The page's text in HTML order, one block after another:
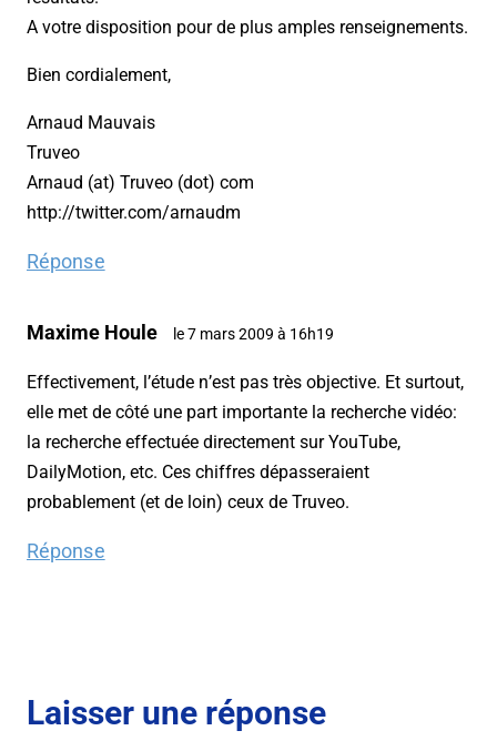
A votre disposition pour de plus amples renseignements.
Bien cordialement,
Arnaud Mauvais
Truveo
Arnaud (at) Truveo (dot) com
http://twitter.com/arnaudm
Réponse
Maxime Houle le 7 mars 2009 à 16h19
Effectivement, l’étude n’est pas très objective. Et surtout,
elle met de côté une part importante la recherche vidéo:
la recherche effectuée directement sur YouTube,
DailyMotion, etc. Ces chiffres dépasseraient
probablement (et de loin) ceux de Truveo.
Réponse
Laisser une réponse